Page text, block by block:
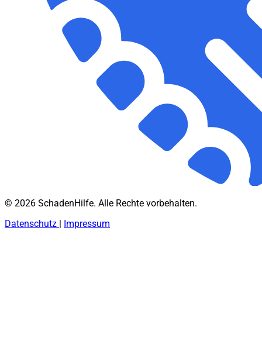
© 2026 SchadenHilfe. Alle Rechte vorbehalten.
Datenschutz | Impressum